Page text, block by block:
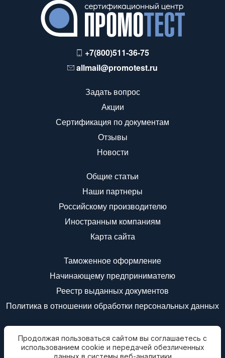
+7(800)511-36-75
allmail@promotest.ru
Задать вопрос
Акции
Сертификация по документам
Отзывы
Новости
Общие статьи
Наши партнеры
Российскому производителю
Иностранным компаниям
Карта сайта
Таможенное оформление
Начинающему предпринимателю
Реестр выданных документов
Политика в отношении обработки персональных данных
Мы в соц.сетях
Подписаться на
новости
Продолжая пользоваться сайтом вы соглашаетесь с
использованием cookie и передачей обезличенных
данных в системы веб-аналитики